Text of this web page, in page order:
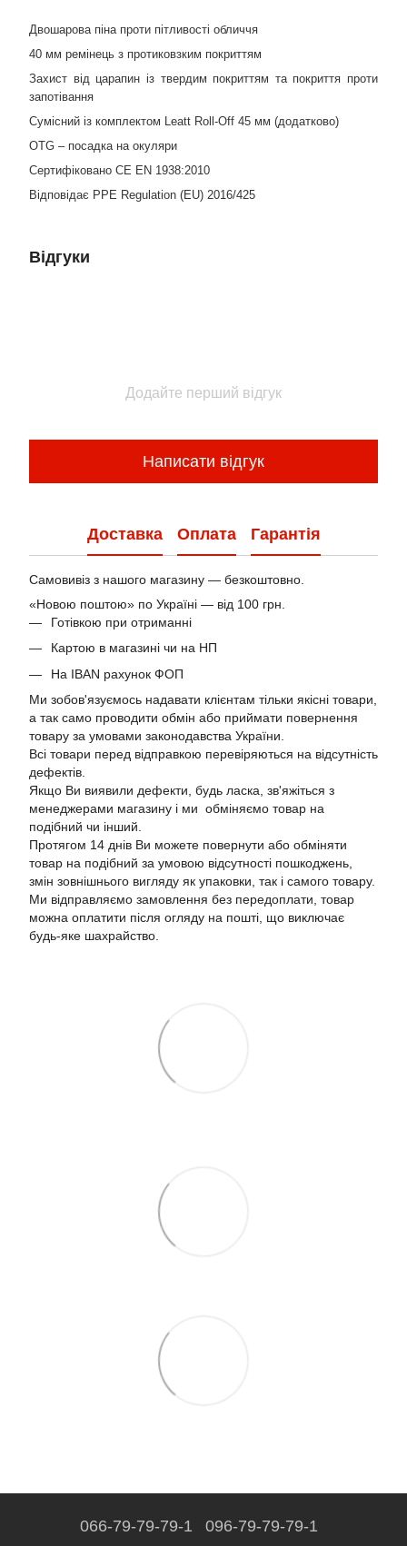
Двошарова піна проти пітливості обличчя
40 мм ремінець з протиковзким покриттям
Захист від царапин із твердим покриттям та покриття проти
запотівання
Сумісний із комплектом Leatt Roll-Off 45 мм (додатково)
OTG – посадка на окуляри
Сертифіковано CE EN 1938:2010
Відповідає PPE Regulation (EU) 2016/425
Відгуки
Додайте перший відгук
Написати відгук
Доставка Оплата Гарантія
Самовивіз з нашого магазину — безкоштовно.
«Новою поштою» по Україні — від 100 грн.
Готівкою при отриманні
Картою в магазині чи на НП
На IBAN рахунок ФОП
Ми зобов'язуємось надавати клієнтам тільки якісні товари,
а так само проводити обмін або приймати повернення
товару за умовами законодавства України.
Всі товари перед відправкою перевіряються на відсутність
дефектів.
Якщо Ви виявили дефекти, будь ласка, зв'яжіться з
менеджерами магазину і ми обміняємо товар на
подібний чи інший.
Протягом 14 днів Ви можете повернути або обміняти
товар на подібний за умовою відсутності пошкоджень,
змін зовнішнього вигляду як упаковки, так і самого товару.
Ми відправляємо замовлення без передоплати, товар
можна оплатити після огляду на пошті, що виключає
будь-яке шахрайство.
066-79-79-79-1 096-79-79-79-1